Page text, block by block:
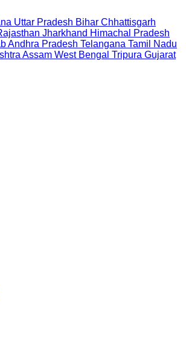
Uttar Pradesh Bihar Chhattisgarh
Jharkhand Himachal Pradesh
Andhra Pradesh Telangana Tamil Nadu
Assam West Bengal Tripura Gujarat